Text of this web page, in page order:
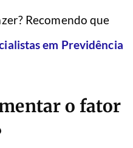
Recomendo que
em Previdência
o fator